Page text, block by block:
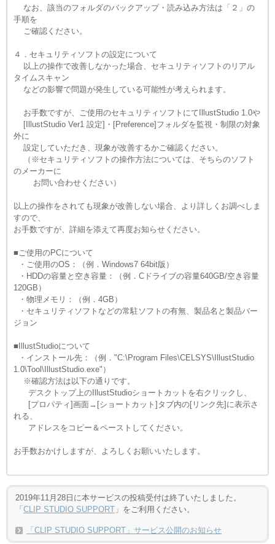
なお、該当のフォルダのバックアップ・読み込み方法は「２」の
手順を
ご確認ください。
４．セキュリティソフトの設定について
以上の操作で改善しなかった場合、セキュリティソフトのリアル
タイムスキャン
などの影響で問題が発生している可能性が考えられます。
お手数ですが、ご使用のセキュリティソフトにてIllustStudio 1.0や
[IllustStudio Ver1 設定]・[Preference]フォルダを監視・制限の対象
外に
設定していただき、現象が改善するかご確認ください。
（※セキュリティソフトの操作方法については、そちらのソフト
のメーカーに
お問い合わせください）
以上の操作をされても現象が改善しない場合、より詳しくお調べしま
すので、
お手数ですが、詳細を添えて再度お知らせください。
■ご使用のPCについて
・ご使用のOS：（例．Windows7 64bit版）
・HDDの容量と空き容量：（例．Cドライブの容量640GB/空き容量
120GB）
・物理メモリ：（例．4GB）
・セキュリティソフトなどの常駐ソフトの有無、製品名と製品バー
ジョン
■IllustStudioについて
・インストール先：（例．"C:\Program Files\CELSYS\IllustStudio
1.0\Tool\IllustStudio.exe"）
※確認方法は以下の通りです。
デスクトップ上のIllustStudioショートカットを右クリックし、
[プロパティ]画面→[ショートカット]タブ内の[リンク先]に表示さ
れる、
アドレスをコピー＆ペーストしてください。
お手数おかけしますが、よろしくお願いいたします。
2019年11月28日に本サービスの投稿受付は終了いたしました。
「 CLIP STUDIO SUPPORT 」をご利用ください。
「CLIP STUDIO SUPPORT」サービス公開のお知らせ